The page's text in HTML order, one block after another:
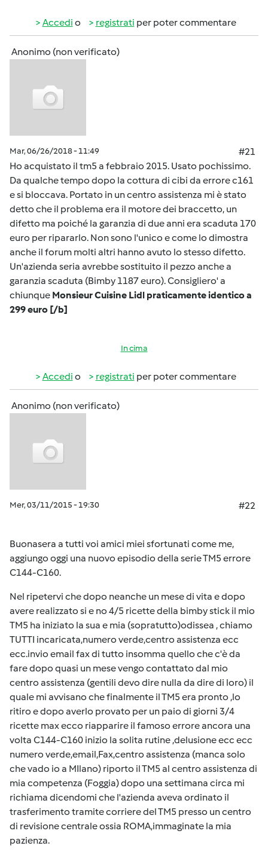
Accedi o registrati per poter commentare
Anonimo (non verificato)
Mar, 06/26/2018 - 11:49
#21
Ho acquistato il tm5 a febbraio 2015. Usato pochissimo.
Da qualche tempo dopo la cottura di cibi da errore c161
e si bloccava. Portato in un centro assistenza mi è stato
detto che il problema era il motore dei braccetto, un
difetto ma poiché la garanzia di due anni era scaduta 170
euro per ripararlo. Non sono l'unico e come lo dimostra
anche il forum molti altri hanno avuto lo stesso difetto.
Un'azienda seria avrebbe sostituito il pezzo anche a
garanzia scaduta (Bimby 1187 euro). Consigliero' a
chiunque Monsieur Cuisine Lidl praticamente identico a
299 euro [/b]
In cima
Accedi o registrati per poter commentare
Anonimo (non verificato)
Mer, 03/11/2015 - 19:30 #22
Buonasera a tutti voi amici miei sfortunati come me,
aggiungo oggi una nuovo episodio della serie TM5 errore
C144-C160.
Nel ripetervi che dopo neanche un mese di vita e dopo
avere realizzato si e no 4/5 ricette della bimby stick il mio
TM5 ha iniziato la sua e mia (sopratutto)odissea , chiamo
TUTTI incaricata,numero verde,centro assistenza ecc
ecc.invio email fax di tutto insomma quello che c'è da
fare dopo quasi un mese vengo contattato dal mio
centro assistenza (gentili devo dire nulla da dire di loro) il
quale mi avvisano che finalmente il TM5 era pronto ,lo
ritiro e dopo averlo provato per un paio di giorni 3/4
ricette max ecco riapparire il famoso errore ancora una
volta C144-C160 inizio la solita rutine ,delusione ecc ecc
numero verde,email,Fax,centro assistenza (manca solo
che vado io a MIlano) riporto il TM5 al centro assistenza di
mia competenza (Foggia) dopo una settimana circa mi
richiama dicendomi che l'azienda aveva ordinato il
trasferimento tramite corriere del TM5 presso un centro
di revisione centrale ossia ROMA,immaginate la mia
pazienza.